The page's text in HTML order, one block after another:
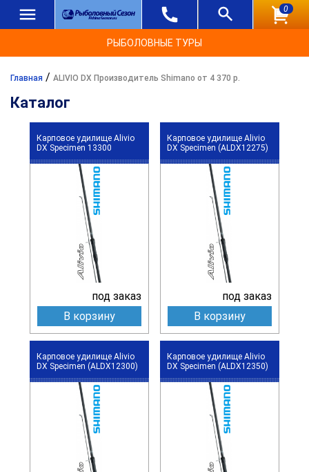
0
РЫБОЛОВНЫЕ ТУРЫ
Главная / ALIVIO DX Производитель Shimano от 4 370 р.
Каталог
Карповое удилище Alivio
DX Specimen 13300
под заказ
В корзину
Карповое удилище Alivio
DX Specimen (ALDX12275)
под заказ
В корзину
Карповое удилище Alivio
DX Specimen (ALDX12300)
Карповое удилище Alivio
DX Specimen (ALDX12350)